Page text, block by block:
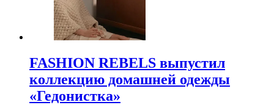
FASHION REBELS выпустил
коллекцию домашней одежды
«Гедонистка»